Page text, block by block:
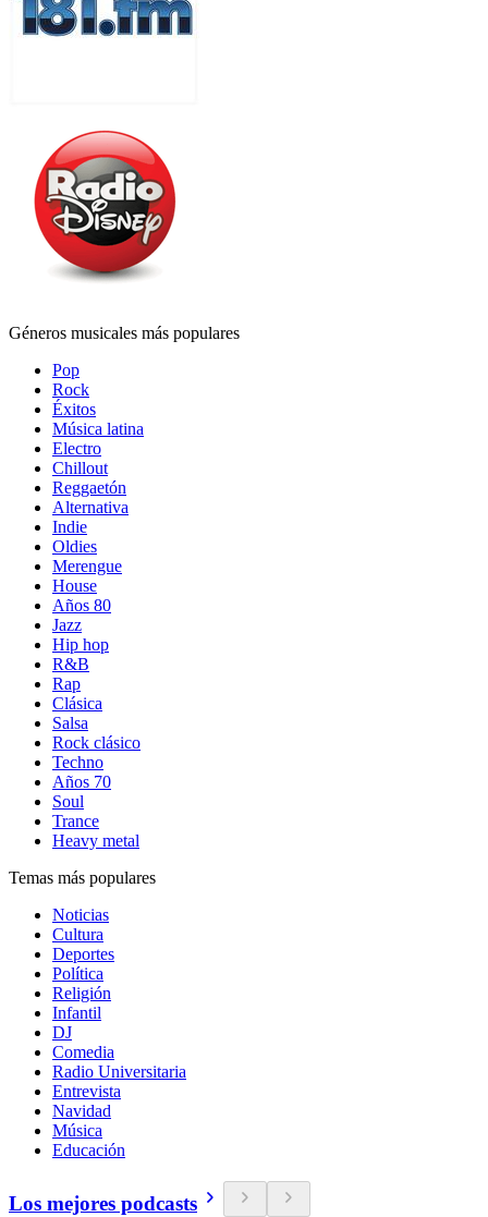
Géneros musicales más populares
Pop
Rock
Éxitos
Música latina
Electro
Chillout
Reggaetón
Alternativa
Indie
Oldies
Merengue
House
Años 80
Jazz
Hip hop
R&B
Rap
Clásica
Salsa
Rock clásico
Techno
Años 70
Soul
Trance
Heavy metal
Temas más populares
Noticias
Cultura
Deportes
Política
Religión
Infantil
DJ
Comedia
Radio Universitaria
Entrevista
Navidad
Música
Educación
Los mejores podcasts